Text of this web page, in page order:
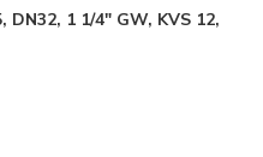
1 1/4" GW, KVS 12,